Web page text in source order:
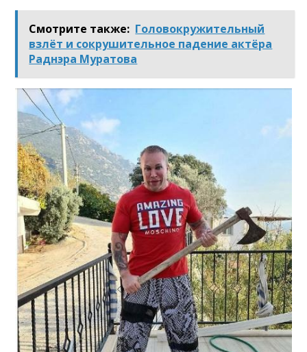
Смотрите также: Головокружительный
взлёт и сокрушительное падение актёра
Раднэра Муратова